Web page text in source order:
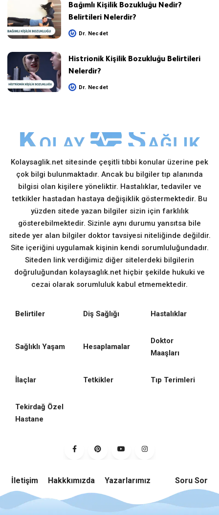
Bağımlı Kişilik Bozukluğu Nedir?
Belirtileri Nelerdir?
PostedDr. Necdet
Histrionik Kişilik Bozukluğu Belirtileri
Nelerdir?
PostedDr. Necdet
Kolaysaglik.net sitesinde çeşitli tıbbi konular üzerine pek
çok bilgi bulunmaktadır. Ancak bu bilgiler tıp alanında
bilgisi olan kişilere yöneliktir. Hastalıklar, tedaviler ve
tetkikler hastadan hastaya değişiklik göstermektedir. Bu
yüzden sitede yazan bilgiler sizin için farklılık
gösterebilmektedir. Sizinle aynı durumu yansıtsa bile
sitede yer alan bilgiler doktor tavsiyesi niteliğinde değildir.
Site içeriğini uygulamak kişinin kendi sorumluluğundadır.
Siteden link verdiğimiz diğer sitelerdeki bilgilerin
doğruluğundan kolaysaglık.net hiçbir şekilde hukuki ve
cezai olarak sorumluluk kabul etmemektedir.
Belirtiler Diş Sağlığı Hastalıklar
Sağlıklı Yaşam Hesaplamalar
Doktor
Maaşları
İlaçlar Tetkikler Tıp Terimleri
Tekirdağ Özel
Hastane
İletişim Hakkkımızda Yazarlarımız Soru Sor